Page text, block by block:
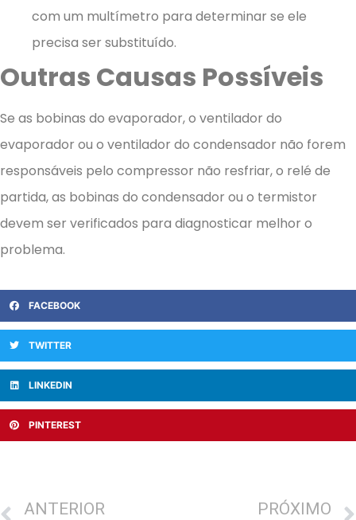
com um multímetro para determinar se ele
precisa ser substituído.
Outras Causas Possíveis
Se as bobinas do evaporador, o ventilador do
evaporador ou o ventilador do condensador não forem
responsáveis ​​pelo compressor não resfriar, o relé de
partida, as bobinas do condensador ou o termistor
devem ser verificados para diagnosticar melhor o
problema.
FACEBOOK
TWITTER
LINKEDIN
PINTEREST
ANTERIOR PRÓXIMO